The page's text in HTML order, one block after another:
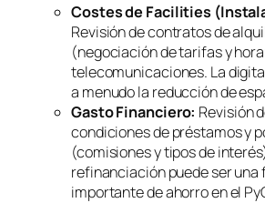
Costes de Facilities
Revisión de contratos de
(negociación de tarifas y
telecomunicaciones. La
a menudo la reducción de
Gasto Financiero: Revisión
condiciones de préstamos y
(comisiones y tipos de
refinanciación puede ser una
importante de ahorro en el